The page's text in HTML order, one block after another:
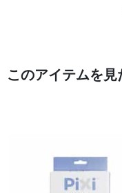
このアイテムを